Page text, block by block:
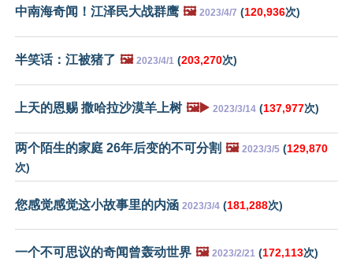
中南海奇闻！江泽民大战群鹰 🖼️ 2023/4/7 (120,936次)
半笑话：江被猪了 🖼️ 2023/4/1 (203,270次)
上天的恩赐 撒哈拉沙漠羊上树 🖼️▶️ 2023/3/14 (137,977次)
两个陌生的家庭 26年后变的不可分割 🖼️ 2023/3/5 (129,870
次)
您感觉感觉这小故事里的内涵 2023/3/4 (181,288次)
一个不可思议的奇闻曾轰动世界 🖼️ 2023/2/21 (172,113次)